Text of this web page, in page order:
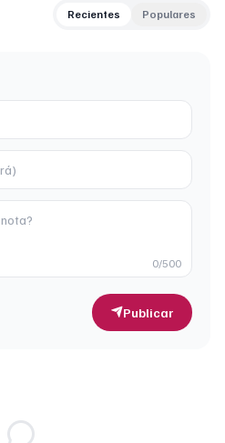
Recientes Populares
0/500
Publicar